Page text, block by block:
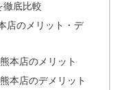
徹底比較
店のメリット・デ
本店のメリット
本店のデメリット